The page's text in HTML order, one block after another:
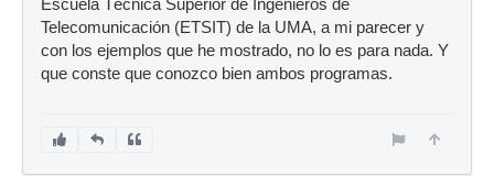
Escuela Técnica Superior de Ingenieros de
Telecomunicación (ETSIT) de la UMA, a mi parecer y
con los ejemplos que he mostrado, no lo es para nada. Y
que conste que conozco bien ambos programas.